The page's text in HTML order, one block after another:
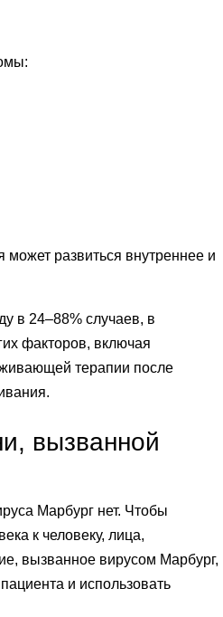
развиться внутреннее и
в 24–88% случаев, в
факторов, включая
терапии после
вызванной
Марбург нет. Чтобы
к человеку, лица,
вызванное вирусом Марбург,
и использовать